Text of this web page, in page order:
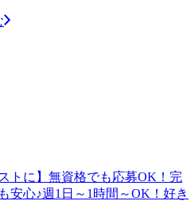
トに】無資格でも応募OK！完
安心♪週1日～1時間～OK！好き